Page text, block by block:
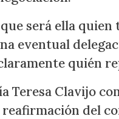
será ella
eventual
quién
Teresa Clavijo
del